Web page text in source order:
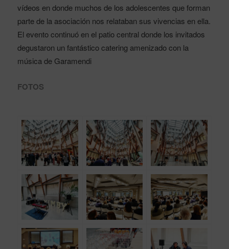
vídeos en donde muchos de los adolescentes que forman
parte de la asociación nos relataban sus vivencias en ella.
El evento continuó en el patio central donde los invitados
degustaron un fantástico catering amenizado con la
música de Garamendi
FOTOS